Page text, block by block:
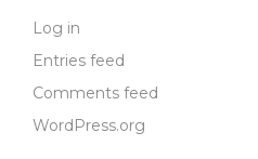
Log in
Entries feed
Comments feed
WordPress.org